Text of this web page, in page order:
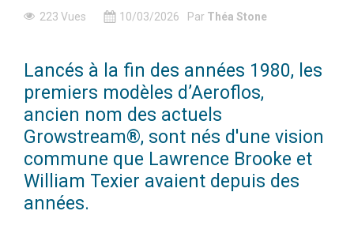
223 Vues 10/03/2026 Par Théa Stone
Lancés à la fin des années 1980, les
premiers modèles d’Aeroflos,
ancien nom des actuels
Growstream®, sont nés d'une vision
commune que Lawrence Brooke et
William Texier avaient depuis des
années.